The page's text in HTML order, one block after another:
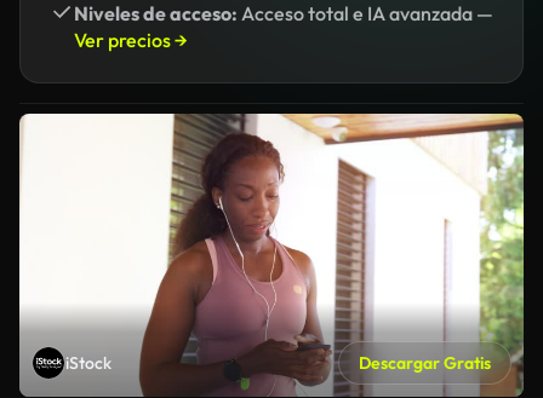
Niveles de acceso: Acceso total e IA avanzada —
Ver precios →
iStock Descargar Gratis